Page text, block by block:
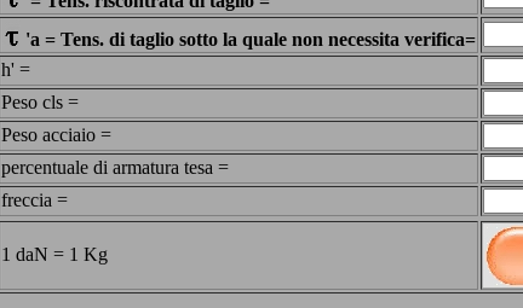
'a = Tens. di taglio sotto la quale non necessita verifica=
h' =
Peso cls =
Peso acciaio =
percentuale di armatura tesa =
freccia =
1 daN = 1 Kg